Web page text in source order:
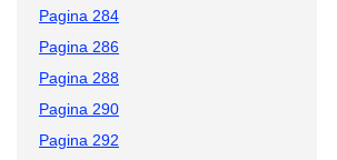
Pagina 284
Pagina 286
Pagina 288
Pagina 290
Pagina 292